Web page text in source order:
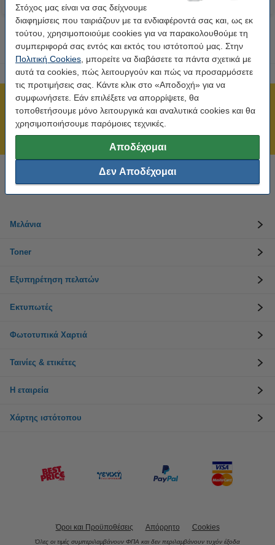
Στόχος μας είναι να σας δείχνουμε
διαφημίσεις που ταιριάζουν με τα ενδιαφέροντά σας και, ως εκ
τούτου, χρησιμοποιούμε cookies για να παρακολουθούμε τη
συμπεριφορά σας εντός και εκτός του ιστότοπού μας. Στην
Πολιτική Cookies , μπορείτε να διαβάσετε τα πάντα σχετικά με
αυτά τα cookies, πώς λειτουργούν και πώς να προσαρμόσετε
τις προτιμήσεις σας. Κάντε κλικ στο «Αποδοχή» για να
συμφωνήσετε. Εάν επιλέξετε να απορρίψετε, θα
τοποθετήσουμε μόνο λειτουργικά και αναλυτικά cookies και θα
χρησιμοποιήσουμε παρόμοιες τεχνικές.
Αποδέχομαι
Δεν Αποδέχομαι
Πιστοποίηση ISO
Άμεση αποστολή!
211 19 98 568
Χρειάζεσαι βοήθεια; Κάλεσε στο 211 19 98 568
Δευτέρα έως Παρασκευή: 10:00 π.μ. - 5:30 μ.μ
Μελάνια
Toner
Εξυπηρέτηση πελατών
Εκτυπωτές
Φωτοτυπικά Χαρτιά
Ταινίες & ετικέτες
Η εταιρεία
Χάρτης ιστότοπου
Όροι και Προϋποθέσεις Απόρρητο Cookies
Όλες οι τιμές συμπεριλαμβάνουν ΦΠΑ και δεν περιλαμβάνουν τυχόν έξοδα